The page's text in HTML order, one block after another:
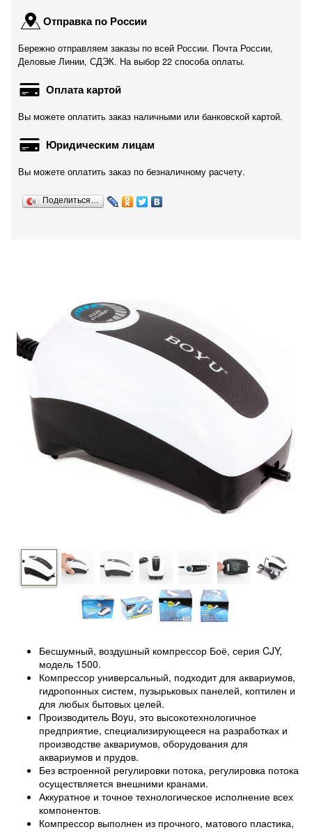
Отправка по России
Бережно отправляем заказы по всей России. Почта России,
Деловые Линии, СДЭК. На выбор 22 способа оплаты.
Оплата картой
Вы можете оплатить заказ наличными или банковской картой.
Юридическим лицам
Вы можете оплатить заказ по безналичному расчету.
Поделиться…
Бесшумный, воздушный компрессор Боё, серия CJY,
модель 1500.
Компрессор универсальный, подходит для аквариумов,
гидропонных систем, пузырьковых панелей, коптилен и
для любых бытовых целей.
Производитель Boyu, это высокотехнологичное
предприятие, специализирующееся на разработках и
производстве аквариумов, оборудования для
аквариумов и прудов.
Без встроенной регулировки потока, регулировка потока
осуществляется внешними кранами.
Аккуратное и точное технологическое исполнение всех
компонентов.
Компрессор выполнен из прочного, матового пластика,